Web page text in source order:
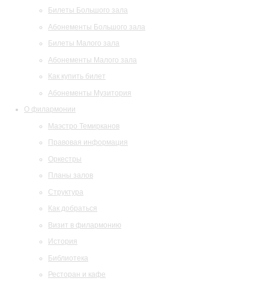
Билеты Большого зала
Абонементы Большого зала
Билеты Малого зала
Абонементы Малого зала
Как купить билет
Абонементы Музитория
О филармонии
Маэстро Темирканов
Правовая информация
Оркестры
Планы залов
Структура
Как добраться
Визит в филармонию
История
Библиотека
Ресторан и кафе